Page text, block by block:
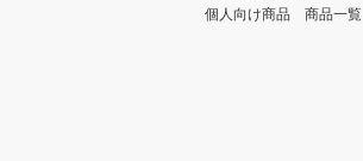
個人向け商品 商品一覧